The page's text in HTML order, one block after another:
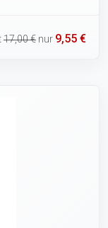
17,00 € nur 9,55 €